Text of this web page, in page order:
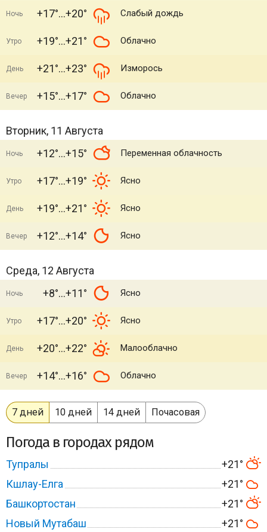
Ночь +17° +20° Слабый дождь
Утро +19° +21° Облачно
День +21° +23° Изморось
Вечер +15° +17° Облачно
Вторник, 11 Августа
Ночь +12° +15° Переменная облачность
Утро +17° +19° Ясно
День +19° +21° Ясно
Вечер +12° +14° Ясно
Среда, 12 Августа
Ночь +8° +11° Ясно
Утро +17° +20° Ясно
День +20° +22° Малооблачно
Вечер +14° +16° Облачно
7 дней 10 дней 14 дней Почасовая
Погода в городах рядом
Тупралы
+21°
Кшлау-Елга
+21°
Башкортостан
+21°
Новый Мутабаш
+21°